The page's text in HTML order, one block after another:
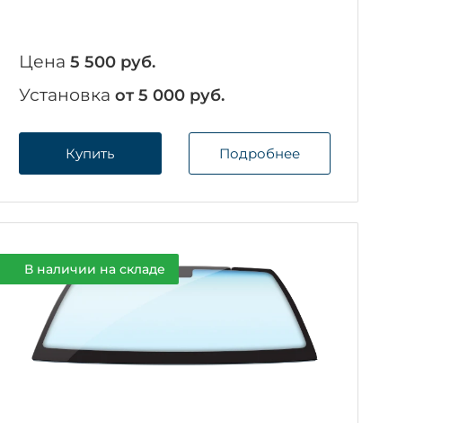
Цена5 500 руб.
Установкаот 5 000 руб.
Купить Подробнее
В наличии на складе